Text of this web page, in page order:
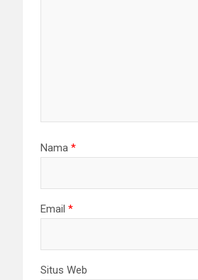
Nama *
Email *
Situs Web